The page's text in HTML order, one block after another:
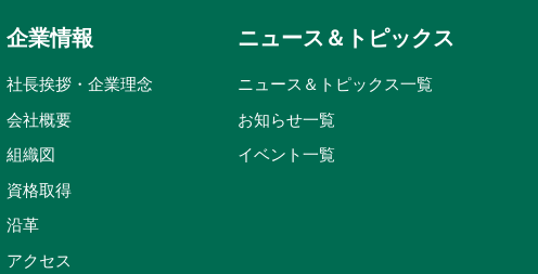
企業情報
社長挨拶・企業理念
会社概要
組織図
資格取得
沿革
アクセス
ニュース＆トピックス
ニュース＆トピックス一覧
お知らせ一覧
イベント一覧